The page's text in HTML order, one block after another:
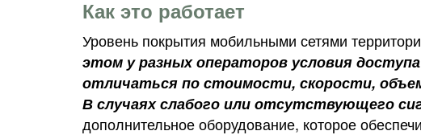
Как это работает
Уровень покрытия мобильными сетями
этом у разных операторов условия
отличаться по стоимости, скорости,
В случаях слабого или отсутствующего
дополнительное оборудование, которое